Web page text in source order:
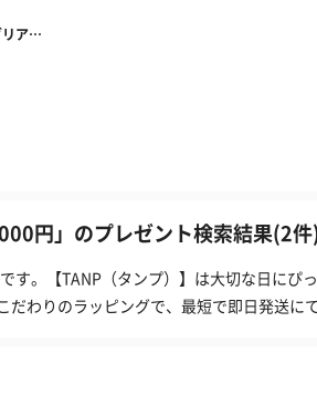
円」のプレゼント検索結果(2
す。【TANP（タンプ）】は大切な日にぴ
わりのラッピングで、最短で即日発送に